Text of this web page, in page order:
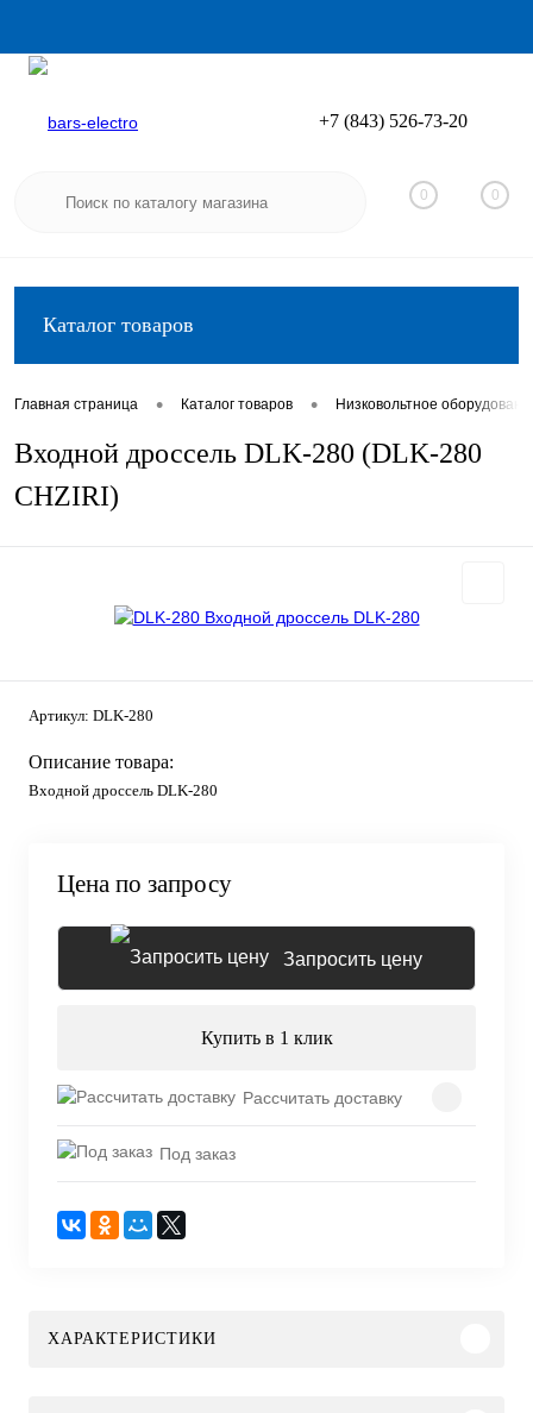
Вход
+7 (843) 526-73-20
0 0
Каталог товаров
Главная страница • Каталог товаров • Низковольтное
Входной дроссель DLK-280 (DLK-280
CHZIRI)
Артикул: DLK-280
Описание товара:
Входной дроссель DLK-280
Цена по запросу
Запросить цену
Купить в 1 клик
Рассчитать доставку
Под заказ
ХАРАКТЕРИСТИКИ